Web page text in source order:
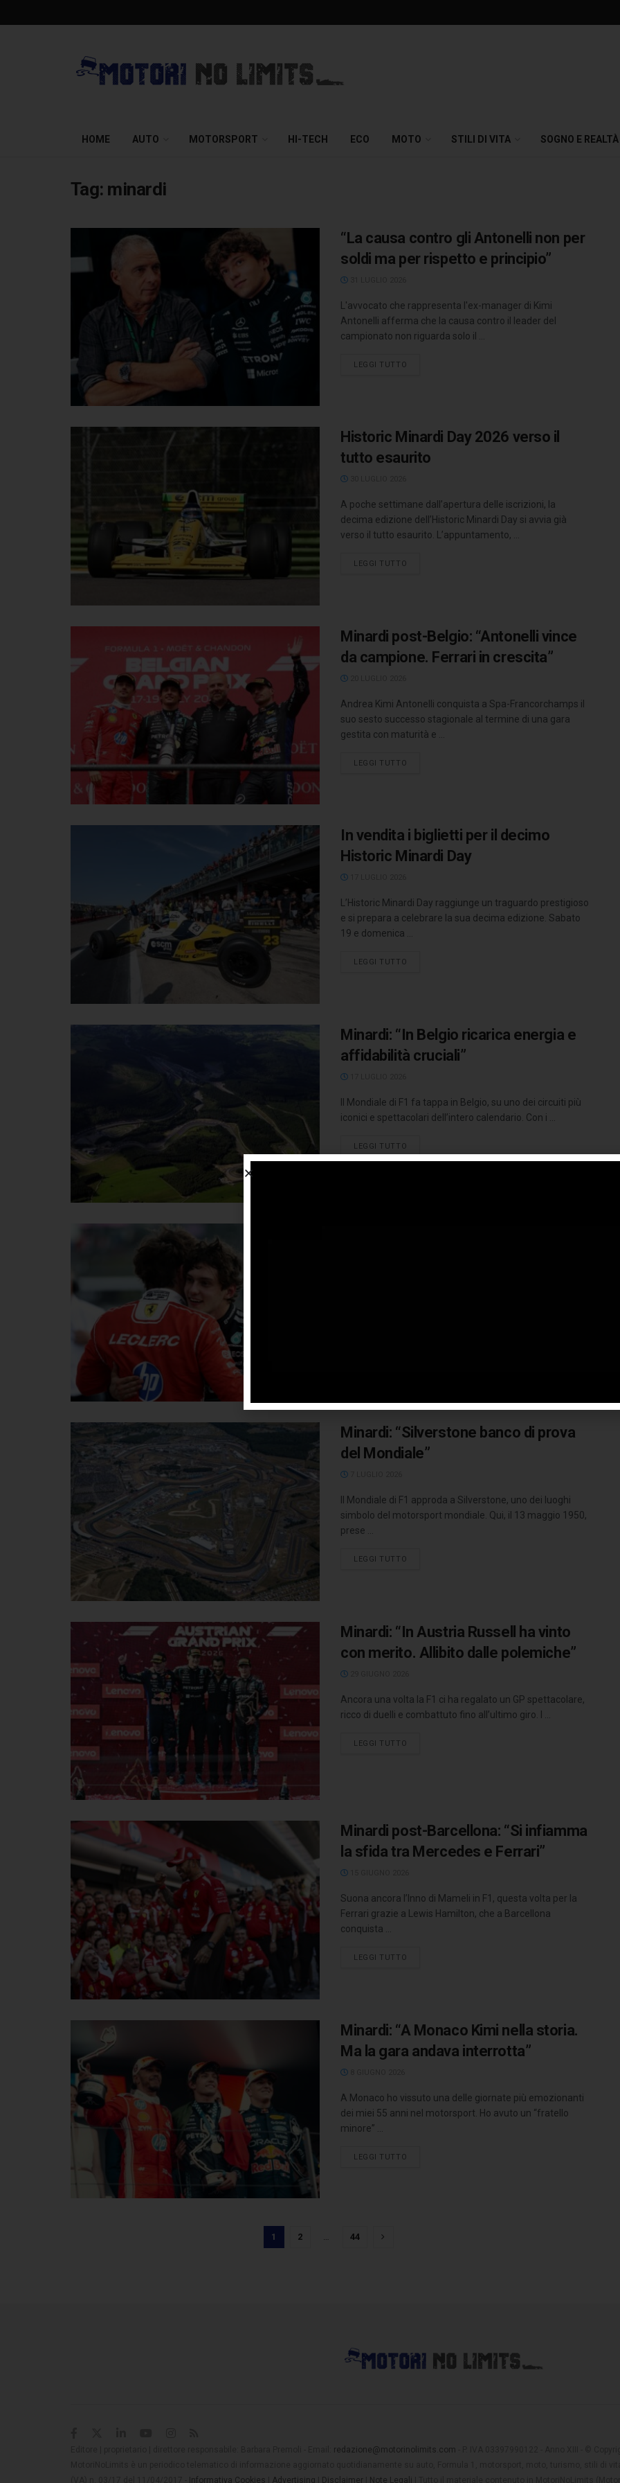
HOME AUTO MOTORSPORT HI-TECH ECO MOTO STILI DI VITA SOGNO E REALTÀ
Tag: minardi
“La causa contro gli Antonelli non per
soldi ma per rispetto e principio”
L'avvocato che rappresenta l'ex-manager di Kimi
Antonelli afferma che la causa contro il leader del
campionato non riguarda solo il ...
LEGGI TUTTO
Historic Minardi Day 2026 verso il
tutto esaurito
A poche settimane dall’apertura delle iscrizioni, la
decima edizione dell’Historic Minardi Day si avvia già
verso il tutto esaurito. L’appuntamento, ...
LEGGI TUTTO
Minardi post-Belgio: “Antonelli vince
da campione. Ferrari in crescita”
Andrea Kimi Antonelli conquista a Spa-Francorchamps il
suo sesto successo stagionale al termine di una gara
gestita con maturità e ...
LEGGI TUTTO
In vendita i biglietti per il decimo
Historic Minardi Day
L’Historic Minardi Day raggiunge un traguardo prestigioso
e si prepara a celebrare la sua decima edizione. Sabato
19 e domenica ...
LEGGI TUTTO
Minardi: “In Belgio ricarica energia e
affidabilità cruciali”
Il Mondiale di F1 fa tappa in Belgio, su uno dei circuiti più
iconici e spettacolari dell’intero calendario. Con i ...
LEGGI TUTTO
Minardi: “Silverstone banco di prova
del Mondiale”
Il Mondiale di F1 approda a Silverstone, uno dei luoghi
simbolo del motorsport mondiale. Qui, il 13 maggio 1950,
prese ...
LEGGI TUTTO
Minardi: “In Austria Russell ha vinto
con merito. Allibito dalle polemiche”
Ancora una volta la F1 ci ha regalato un GP spettacolare,
ricco di duelli e combattuto fino all’ultimo giro. I ...
LEGGI TUTTO
Minardi post-Barcellona: “Si infiamma
la sfida tra Mercedes e Ferrari”
Suona ancora l’Inno di Mameli in F1, questa volta per la
Ferrari grazie a Lewis Hamilton, che a Barcellona
conquista ...
LEGGI TUTTO
Minardi: “A Monaco Kimi nella storia.
Ma la gara andava interrotta”
A Monaco ho vissuto una delle giornate più emozionanti
dei miei 55 anni nel motorsport. Ho avuto un “fratello
minore” ...
LEGGI TUTTO
1 2 44
redazione@motorinolimits.com
Informativa Cookies Advertising Disclaimer Note Legali